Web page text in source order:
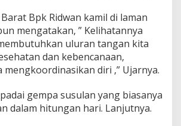
n
0
0
L
u
a
-
L
Bpk Ridwan kamil di laman
mengatakan, ” Kelihatannya
uluran tangan kita
dan kebencanaan,
mengkoordinasikan diri ,” Ujarnya.
gempa susulan yang biasanya
dalam hitungan hari. Lanjutnya.